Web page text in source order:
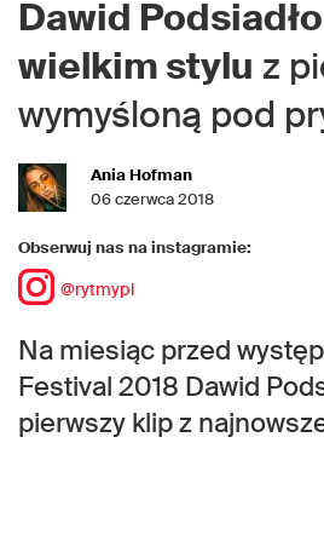
Dawid
wielkim stylu z
wymyśloną pod
Ania Hofman
06 czerwca 2018
Obserwuj nas na instagramie:
@rytmypl
Na miesiąc przed
Festival 2018 Dawid
pierwszy klip z